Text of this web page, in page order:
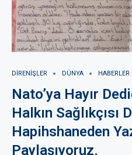
DIRENIŞLER DÜNYA HABERLER
Nato’ya Hayır
Halkın Sağlıkçısı
Hapihshaneden
Paylaşıyoruz.